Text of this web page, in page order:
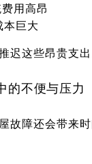
用高昂
本巨大
迟这些昂贵支出
的不便与压力
故障还会带来